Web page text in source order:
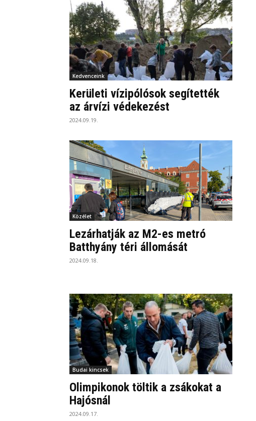
Kedvenceink
Kerületi vízipólósok segítették
az árvízi védekezést
2024.09.19.
Közélet
Lezárhatják az M2-es metró
Batthyány téri állomását
2024.09.18.
Budai kincsek
Olimpikonok töltik a zsákokat a
Hajósnál
2024.09.17.